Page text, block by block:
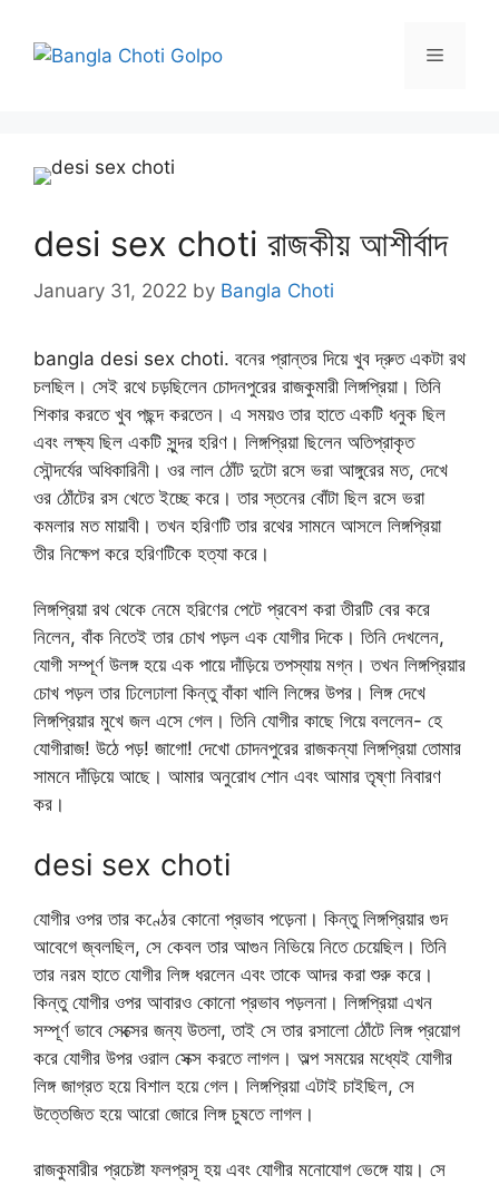
content
Menu
desi sex choti রাজকীয় আশীর্বাদ
January 31, 2022 by Bangla Choti
bangla desi sex choti. বনের প্রান্তর দিয়ে খুব দ্রুত একটা রথ
চলছিল। সেই রথে চড়ছিলেন চোদনপুরের রাজকুমারী লিঙ্গপ্রিয়া। তিনি
শিকার করতে খুব পছন্দ করতেন। এ সময়ও তার হাতে একটি ধনুক ছিল
এবং লক্ষ্য ছিল একটি সুন্দর হরিণ। লিঙ্গপ্রিয়া ছিলেন অতিপ্রাকৃত
সৌন্দর্যের অধিকারিনী। ওর লাল ঠোঁট দুটো রসে ভরা আঙ্গুরের মত, দেখে
ওর ঠোঁটের রস খেতে ইচ্ছে করে। তার স্তনের বোঁটা ছিল রসে ভরা
কমলার মত মায়াবী। তখন হরিণটি তার রথের সামনে আসলে লিঙ্গপ্রিয়া
তীর নিক্ষেপ করে হরিণটিকে হত্যা করে।
লিঙ্গপ্রিয়া রথ থেকে নেমে হরিণের পেটে প্রবেশ করা তীরটি বের করে
নিলেন, বাঁক নিতেই তার চোখ পড়ল এক যোগীর দিকে। তিনি দেখলেন,
যোগী সম্পূর্ণ উলঙ্গ হয়ে এক পায়ে দাঁড়িয়ে তপস্যায় মগ্ন। তখন লিঙ্গপ্রিয়ার
চোখ পড়ল তার ঢিলেঢালা কিন্তু বাঁকা খালি লিঙ্গের উপর। লিঙ্গ দেখে
লিঙ্গপ্রিয়ার মুখে জল এসে গেল। তিনি যোগীর কাছে গিয়ে বললেন- হে
যোগীরাজ! উঠে পড়! জাগো! দেখো চোদনপুরের রাজকন্যা লিঙ্গপ্রিয়া তোমার
সামনে দাঁড়িয়ে আছে। আমার অনুরোধ শোন এবং আমার তৃষ্ণা নিবারণ
কর।
desi sex choti
যোগীর ওপর তার কণ্ঠের কোনো প্রভাব পড়েনা। কিন্তু লিঙ্গপ্রিয়ার গুদ
আবেগে জ্বলছিল, সে কেবল তার আগুন নিভিয়ে নিতে চেয়েছিল। তিনি
তার নরম হাতে যোগীর লিঙ্গ ধরলেন এবং তাকে আদর করা শুরু করে।
কিন্তু যোগীর ওপর আবারও কোনো প্রভাব পড়লনা। লিঙ্গপ্রিয়া এখন
সম্পূর্ণ ভাবে সেক্সের জন্য উতলা, তাই সে তার রসালো ঠোঁটে লিঙ্গ প্রয়োগ
করে যোগীর উপর ওরাল সেক্স করতে লাগল। অল্প সময়ের মধ্যেই যোগীর
লিঙ্গ জাগ্রত হয়ে বিশাল হয়ে গেল। লিঙ্গপ্রিয়া এটাই চাইছিল, সে
উত্তেজিত হয়ে আরো জোরে লিঙ্গ চুষতে লাগল।
রাজকুমারীর প্রচেষ্টা ফলপ্রসূ হয় এবং যোগীর মনোযোগ ভেঙ্গে যায়। সে